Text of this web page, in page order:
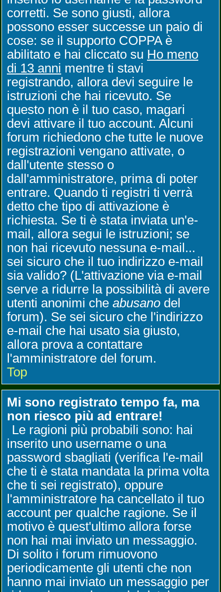
corretti. Se sono giusti, allora
possono esser successe un paio di
cose: se il supporto COPPA è
abilitato e hai cliccato su Ho meno
di 13 anni mentre ti stavi
registrando, allora devi seguire le
istruzioni che hai ricevuto. Se
questo non è il tuo caso, magari
devi attivare il tuo account. Alcuni
forum richiedono che tutte le nuove
registrazioni vengano attivate, o
dall'utente stesso o
dall'amministratore, prima di poter
entrare. Quando ti registri ti verrà
detto che tipo di attivazione è
richiesta. Se ti è stata inviata un'e-
mail, allora segui le istruzioni; se
non hai ricevuto nessuna e-mail...
sei sicuro che il tuo indirizzo e-mail
sia valido? (L'attivazione via e-mail
serve a ridurre la possibilità di avere
utenti anonimi che abusano del
forum). Se sei sicuro che l'indirizzo
e-mail che hai usato sia giusto,
allora prova a contattare
l'amministratore del forum.
Top
Mi sono registrato tempo fa, ma
non riesco più ad entrare!
Le ragioni più probabili sono: hai
inserito uno username o una
password sbagliati (verifica l'e-mail
che ti è stata mandata la prima volta
che ti sei registrato), oppure
l'amministratore ha cancellato il tuo
account per qualche ragione. Se il
motivo è quest'ultimo allora forse
non hai mai inviato un messaggio.
Di solito i forum rimuovono
periodicamente gli utenti che non
hanno mai inviato un messaggio per